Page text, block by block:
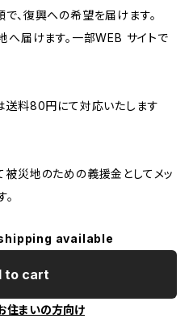
、復興への希望を届けます。
へ届けます。一部WEB サイトで
送料80円にて対応いたします
災地のための義援金としてメッ
available
to cart
住まいの方向け